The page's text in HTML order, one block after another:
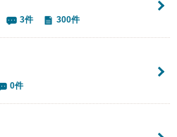
3件 300件
0件